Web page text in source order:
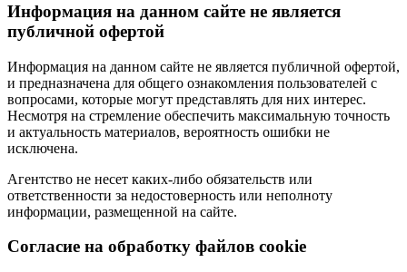
Информация на данном сайте не является
публичной офертой
Информация на данном сайте не является публичной офертой,
и предназначена для общего ознакомления пользователей с
вопросами, которые могут представлять для них интерес.
Несмотря на стремление обеспечить максимальную точность
и актуальность материалов, вероятность ошибки не
исключена.
Агентство не несет каких-либо обязательств или
ответственности за недостоверность или неполноту
информации, размещенной на сайте.
Cогласие на обработку файлов cookie